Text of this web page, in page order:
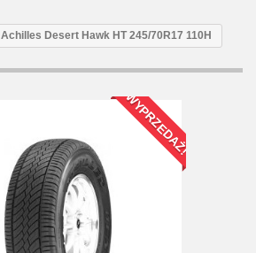
Achilles Desert Hawk HT 245/70R17 110H
WYPRZEDAŻ!